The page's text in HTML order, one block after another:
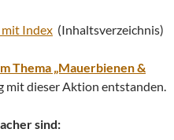
mit Index (Inhaltsverzeichnis)
Thema „Mauerbienen &
mit dieser Aktion entstanden.
sind: